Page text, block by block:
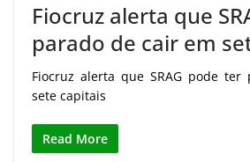
Fiocruz alerta que
parado de cair em
Fiocruz alerta que SRAG pode
sete capitais
Read More